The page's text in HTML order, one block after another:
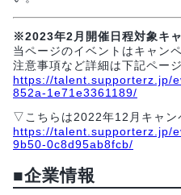
※2023年2月開催日程対象キ
当ページのイベントはキャン
注意事項など詳細は下記ペー
https://talent.supporterz.jp/
852a-1e71e3361189/
▽こちらは2022年12月キャン
https://talent.supporterz.jp/
9b50-0c8d95ab8fcb/
■企業情報